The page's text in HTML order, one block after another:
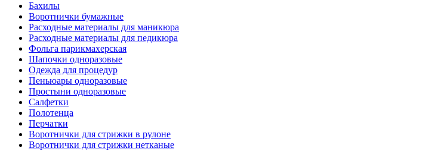
Бахилы
Воротнички бумажные
Расходные материалы для маникюра
Расходные материалы для педикюра
Фольга парикмахерская
Шапочки одноразовые
Одежда для процедур
Пеньюары одноразовые
Простыни одноразовые
Салфетки
Полотенца
Перчатки
Воротнички для стрижки в рулоне
Воротнички для стрижки нетканые